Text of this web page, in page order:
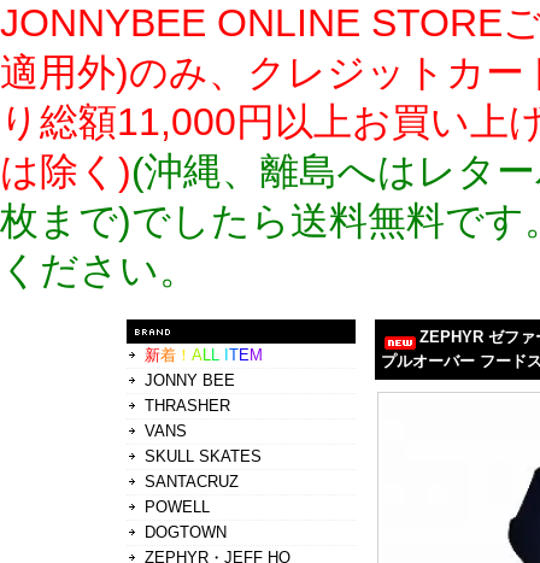
JONNYBEE ONLINE STORE
適用外)のみ、クレジットカ
り総額11,000円以上お買い上
は除く)(沖縄、離島へはレタ
枚まで)でしたら送料無料で
ください。
新着 ！ ALL TEM
JONNY BEE
THRASHER
VANS
SKULL SKATES
SANTACRUZ
POWELL
DOGTOWN
ZEPHYR・JEFF HO
ZEPHYR ゼフ
プルオーバー フード